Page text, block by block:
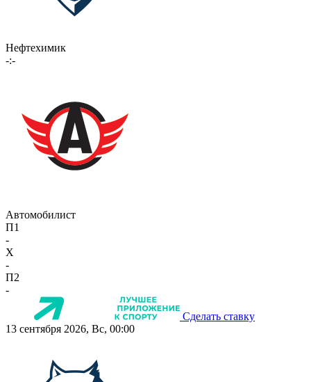
Нефтехимик
-:-
Автомобилист
П1
-
X
-
П2
-
Сделать ставку
13 сентября 2026, Вс, 00:00